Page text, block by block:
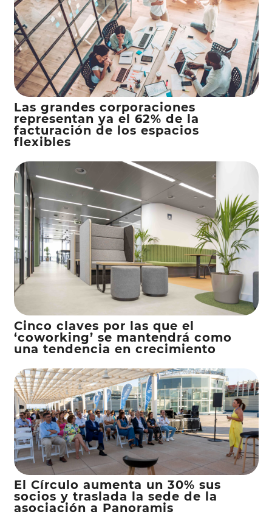
Las grandes corporaciones
representan ya el 62% de la
facturación de los espacios
flexibles
Cinco claves por las que el
‘coworking’ se mantendrá como
una tendencia en crecimiento
El Círculo aumenta un 30% sus
socios y traslada la sede de la
asociación a Panoramis